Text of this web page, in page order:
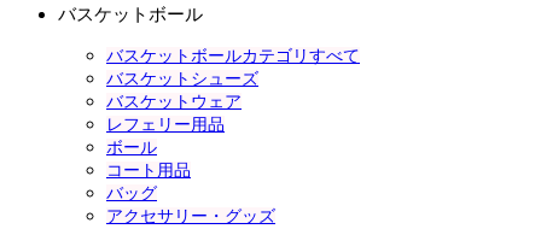
バスケットボール
バスケットボールカテゴリすべて
バスケットシューズ
バスケットウェア
レフェリー用品
ボール
コート用品
バッグ
アクセサリー・グッズ